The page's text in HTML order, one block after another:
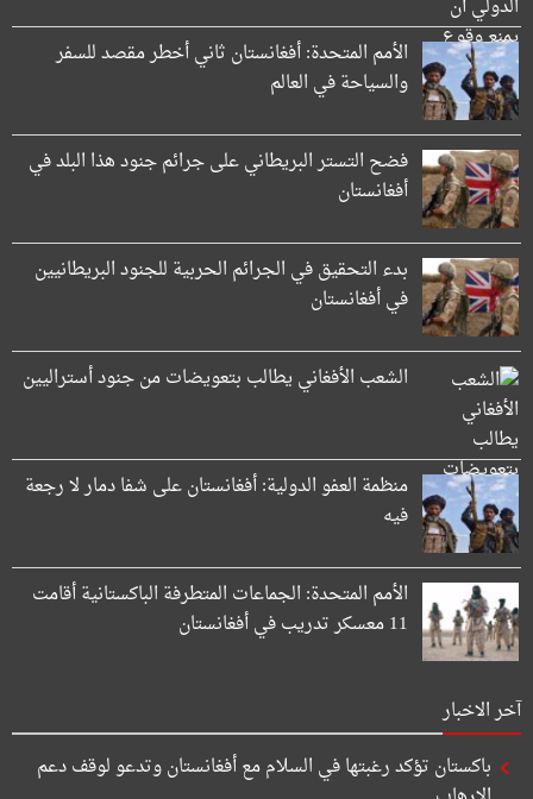
الأمم المتحدة: أفغانستان ثاني أخطر مقصد للسفر
والسياحة في العالم
فضح التستر البريطاني على جرائم جنود هذا البلد في
أفغانستان
بدء التحقيق في الجرائم الحربیة للجنود البريطانيین
في أفغانستان
الشعب الأفغاني يطالب بتعويضات من جنود أستراليين
منظمة العفو الدولية: أفغانستان على شفا دمار لا رجعة
فيه
الأمم المتحدة: الجماعات المتطرفة الباكستانية أقامت
11 معسكر تدريب في أفغانستان
آخر الاخبار
باكستان تؤكد رغبتها في السلام مع أفغانستان وتدعو لوقف دعم